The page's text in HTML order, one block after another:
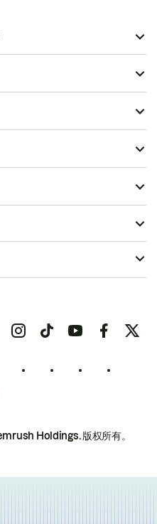
Holdings.版权所有。